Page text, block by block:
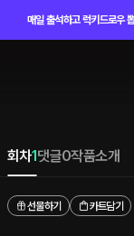
매일 출석하고 럭키드로우
회차1댓글0작품소개
선물하기 카트담기